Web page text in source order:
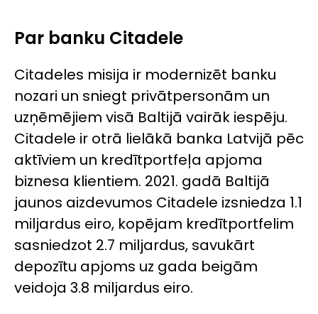
Par banku Citadele
Citadeles misija ir modernizēt banku
nozari un sniegt privātpersonām un
uzņēmējiem visā Baltijā vairāk iespēju.
Citadele ir otrā lielākā banka Latvijā pēc
aktīviem un kredītportfeļa apjoma
biznesa klientiem. 2021. gadā Baltijā
jaunos aizdevumos Citadele izsniedza 1.1
miljardus eiro, kopējam kredītportfelim
sasniedzot 2.7 miljardus, savukārt
depozītu apjoms uz gada beigām
veidoja 3.8 miljardus eiro.